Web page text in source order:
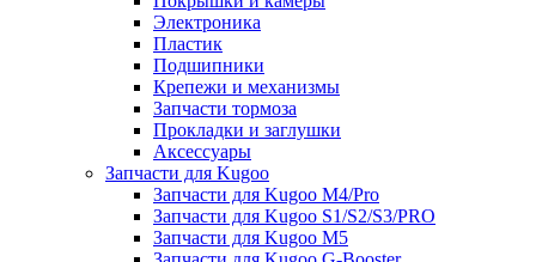
Электроника
Пластик
Подшипники
Крепежи и механизмы
Запчасти тормоза
Прокладки и заглушки
Аксессуары
Запчасти для Kugoo
Запчасти для Kugoo M4/Pro
Запчасти для Kugoo S1/S2/S3/PRO
Запчасти для Kugoo M5